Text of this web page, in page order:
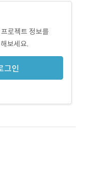
로젝트 정보를
보세요.
그인